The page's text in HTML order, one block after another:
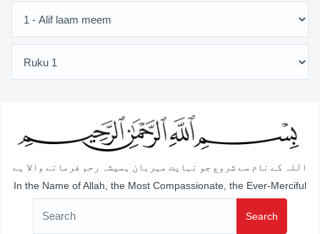
اللہ کے نام سے شروع جو نہایت مہربان ہمیشہ رحم فرمانے والا ہے
In the Name of Allah, the Most Compassionate, the Ever-Merciful
Search